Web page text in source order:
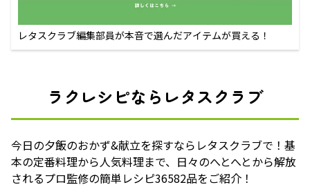
レタスクラブ編集部員が本音で選んだアイテムが買える！
ラクレシピならレタスクラブ
今日の夕飯のおかず&献立を探すならレタスクラブで！基
本の定番料理から人気料理まで、日々のへとへとから解放
されるプロ監修の簡単レシピ36582品をご紹介！